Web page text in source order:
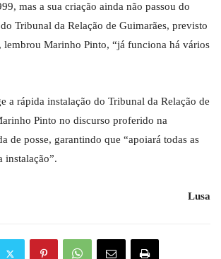
mas a sua criação ainda não passou do
Tribunal da Relação de Guimarães, previsto
lembrou Marinho Pinto, “já funciona há vários
a rápida instalação do Tribunal da Relação de
Pinto no discurso proferido na
de posse, garantindo que “apoiará todas as
instalação”.
Lusa